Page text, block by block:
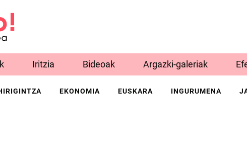
Iritzia Bideoak Argazki-galeriak
EKONOMIA EUSKARA INGURUMENA